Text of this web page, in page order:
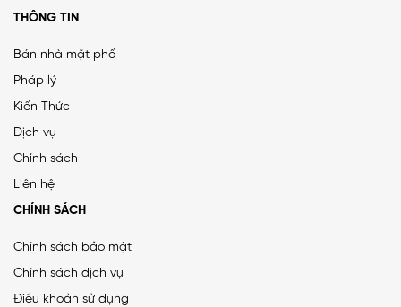
PHÂN LÔ LẠC TRUNG 2 Ô TÔ DỪNG ĐỖ, VỈA HÈ, DÂN XÂY
MẶT ĐƯỜNG VÀNH ĐAI 1, LÔ GÓC, MẶT TIỀN 8.8M, ĐƯỜNG
THÔNG TIN
Bán nhà mặt phố
Pháp lý
Kiến Thức
Dịch vụ
Chính sách
Liên hệ
CHÍNH SÁCH
Chính sách bảo mật
Chính sách dịch vụ
Điều khoản sử dụng